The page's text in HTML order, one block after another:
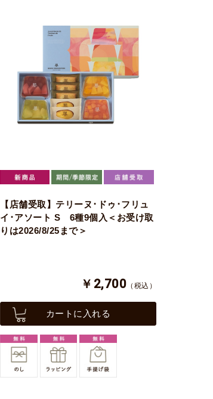
【店舗受取】テリーヌ･ドゥ･フリュ
イ･アソート S 6種9個入＜お受け取
りは2026/8/25まで＞
￥2,700 （税込）
カートに入れる